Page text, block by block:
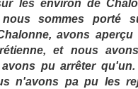
les environ de
nous sommes porté
avons
et nous
pu arrêter
n'avons pa pu les